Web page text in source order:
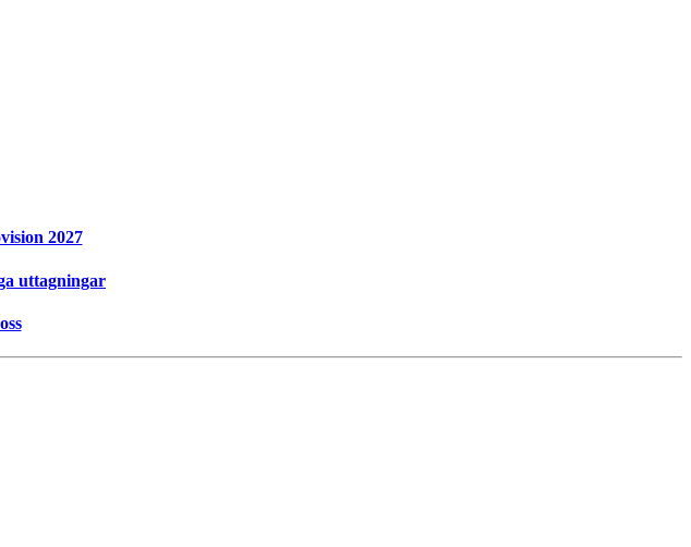
2027
uttagningar